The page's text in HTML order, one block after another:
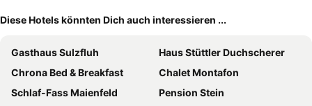
Diese Hotels könnten Dich auch interessieren ...
Gasthaus Sulzfluh
Haus Stüttler Duchscherer
Chrona Bed & Breakfast
Chalet Montafon
Schlaf-Fass Maienfeld
Pension Stein